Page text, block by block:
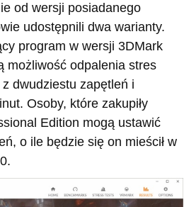
od wersji posiadanego
udostępnili dwa warianty.
program w wersji 3DMark
możliwość odpalenia stres
dwudziestu zapętleń i
Osoby, które zakupiły
Edition mogą ustawić
o ile będzie się on mieścił w